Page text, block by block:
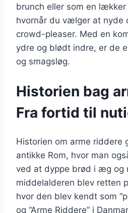
brunch eller som en
hvornår du vælger at nyde
crowd-pleaser. Med en
ydre og blødt indre, er de
og smagsløg.
Historien bag
Fra fortid til
Historien om arme riddere
antikke Rom, hvor man
ved at dyppe brød i æg og
middelalderen blev retten
hvor den blev kendt som
og “Arme Riddere” i